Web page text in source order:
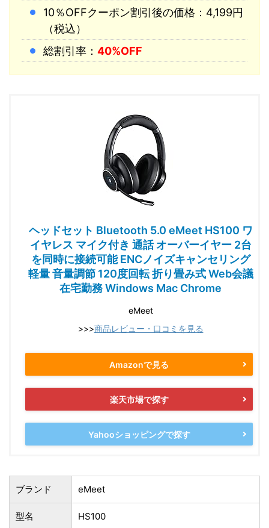
10％OFFクーポン割引後の価格：4,199円
（税込）
総割引率： 40%OFF
ヘッドセット Bluetooth 5.0 eMeet HS100 ワ
イヤレス マイク付き 通話 オーバーイヤー 2台
を同時に接続可能 ENCノイズキャンセリング
軽量 音量調節 120度回転 折り畳み式 Web会議
在宅勤務 Windows Mac Chrome
eMeet
>>>商品レビュー・口コミを見る
Amazonで見る
楽天市場で探す
Yahooショッピングで探す
ブランド eMeet
型名 HS100